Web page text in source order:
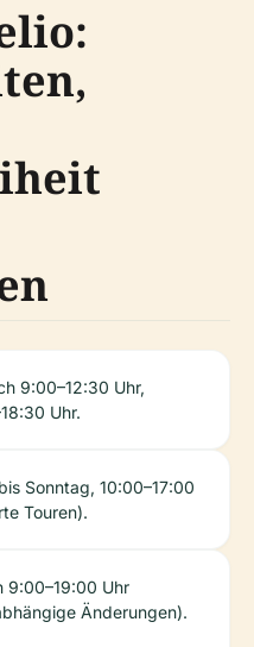
9:00–12:30 Uhr,
Uhr.
Sonntag, 10:00–17:00
Touren).
9:00–19:00 Uhr
Änderungen).